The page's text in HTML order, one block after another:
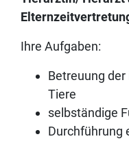
Ihre Aufgaben:
Betreuung
Tiere
selbständige
Durchführung